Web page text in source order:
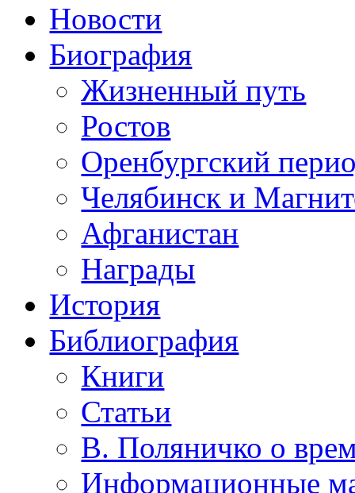
Новости
Биография
Жизненный путь
Ростов
Оренбургский
Челябинск и
Афганистан
Награды
История
Библиография
Книги
Статьи
В. Поляничко о
Информационные